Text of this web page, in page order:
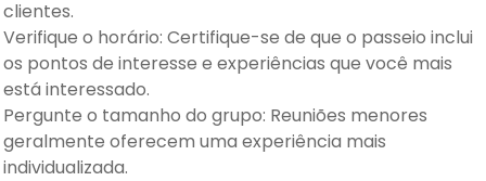
clientes.
Verifique o horário: Certifique-se de que o passeio inclui
os pontos de interesse e experiências que você mais
está interessado.
Pergunte o tamanho do grupo: Reuniões menores
geralmente oferecem uma experiência mais
individualizada.